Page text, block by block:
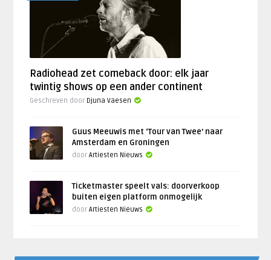
Radiohead zet comeback door: elk jaar
twintig shows op een ander continent
Geschreven door Djuna Vaesen
Guus Meeuwis met ‘Tour van Twee’ naar
Amsterdam en Groningen
doorArtiesten Nieuws
Ticketmaster speelt vals: doorverkoop
buiten eigen platform onmogelijk
doorArtiesten Nieuws